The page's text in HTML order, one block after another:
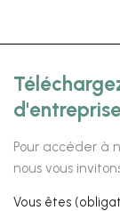
Pour accéder à
nous vous
Vous êtes